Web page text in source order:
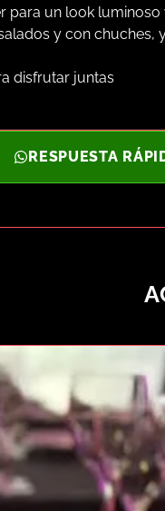
para un look luminoso
y con chuches,
disfrutar juntas
RESPUESTA